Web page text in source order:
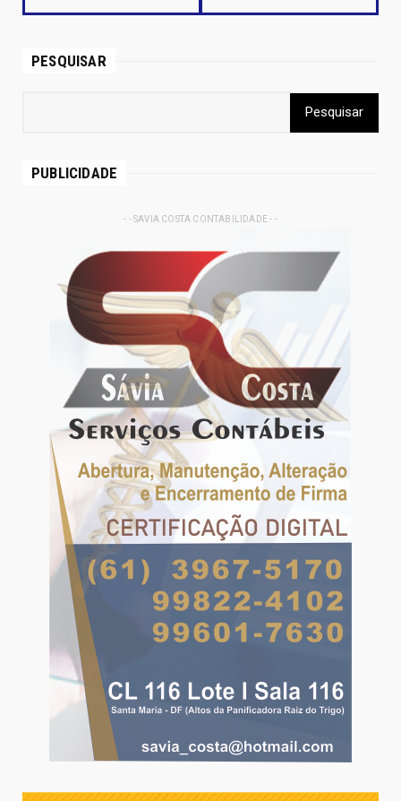
PESQUISAR
PUBLICIDADE
- - SAVIA COSTA CONTABILIDADE - -